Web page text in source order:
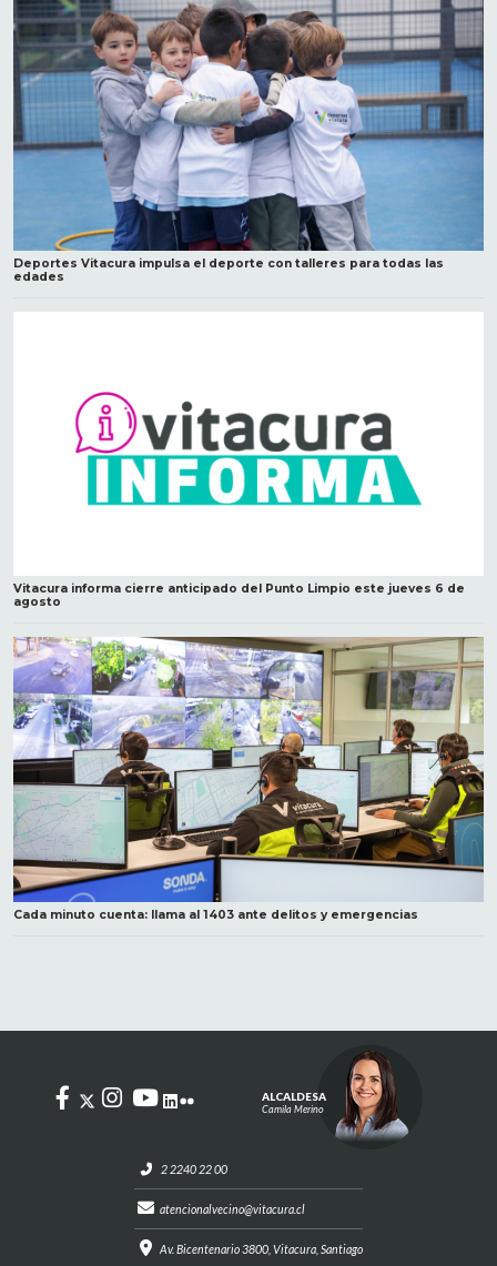
Deportes Vitacura impulsa el deporte con talleres para todas las
edades
Vitacura informa cierre anticipado del Punto Limpio este jueves 6 de
agosto
Cada minuto cuenta: llama al 1403 ante delitos y emergencias
2 2240 22 00
atencionalvecino@vitacura.cl
Av. Bicentenario 3800, Vitacura, Santiago
ALCALDESA
Camila Merino